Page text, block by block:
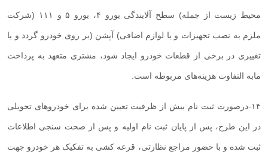
محیط زیست از جمله) سطح آلایندگی یورو ۴، یورو ۵ و ۱۱۱ (شرکت
ملزم به نصب تجهیزات و یا لوازم اضافی) آپشن (بر روی خودرو گردد و یا
تغییری در برخی از قطعات خودرو ایجاد شود، مشتری متعهد به پرداخت
مابه التفاوت هزینه‌های مربوطه است
۱۴-درصورت ثبت نام بیش از ظرفیت تعیین شده برای خودرو‌های تحویلی
در این طرح، پس از پایان ثبت نام اولیه و پس از صحت سنجی اطلاعات
ثبت شده و با حضور مراجع نظارتی، قرعه کشی به تفکیک هر خودرو جهت